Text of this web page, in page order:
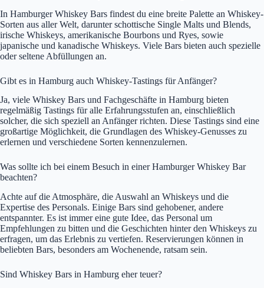
In Hamburger Whiskey Bars findest du eine breite Palette an Whiskey-
Sorten aus aller Welt, darunter schottische Single Malts und Blends,
irische Whiskeys, amerikanische Bourbons und Ryes, sowie
japanische und kanadische Whiskeys. Viele Bars bieten auch spezielle
oder seltene Abfüllungen an.
Gibt es in Hamburg auch Whiskey-Tastings für Anfänger?
Ja, viele Whiskey Bars und Fachgeschäfte in Hamburg bieten
regelmäßig Tastings für alle Erfahrungsstufen an, einschließlich
solcher, die sich speziell an Anfänger richten. Diese Tastings sind eine
großartige Möglichkeit, die Grundlagen des Whiskey-Genusses zu
erlernen und verschiedene Sorten kennenzulernen.
Was sollte ich bei einem Besuch in einer Hamburger Whiskey Bar
beachten?
Achte auf die Atmosphäre, die Auswahl an Whiskeys und die
Expertise des Personals. Einige Bars sind gehobener, andere
entspannter. Es ist immer eine gute Idee, das Personal um
Empfehlungen zu bitten und die Geschichten hinter den Whiskeys zu
erfragen, um das Erlebnis zu vertiefen. Reservierungen können in
beliebten Bars, besonders am Wochenende, ratsam sein.
Sind Whiskey Bars in Hamburg eher teuer?